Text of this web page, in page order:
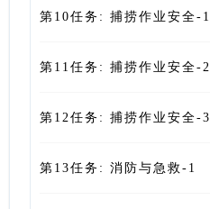
第10任务: 捕捞作业安全-1
第11任务: 捕捞作业安全-2
第12任务: 捕捞作业安全-3
第13任务: 消防与急救-1